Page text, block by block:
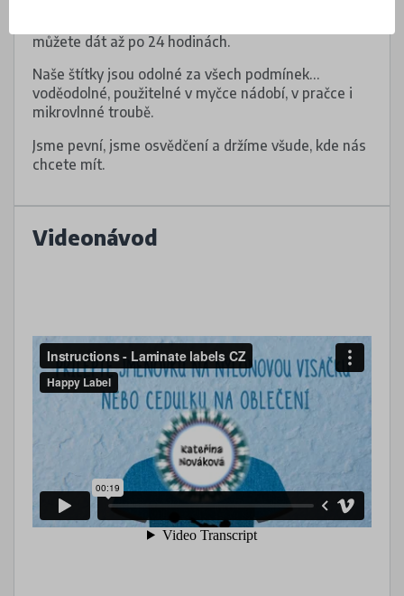
můžete dát až po 24 hodinách.
Naše štítky jsou odolné za všech podmínek…
voděodolné, použitelné v myčce nádobí, v pračce i
mikrovlnné troubě.
Jsme pevní, jsme osvědčení a držíme všude, kde nás
chcete mít.
Videonávod